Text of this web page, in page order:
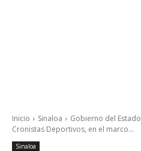
Inicio Sinaloa
Gobierno del
Cronistas Deportivos, en el marco...
Sinaloa